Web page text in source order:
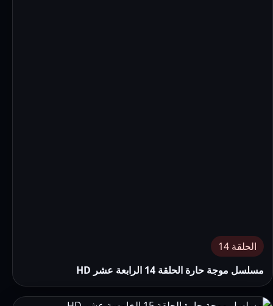
الحلقة 14
مسلسل موجة حارة الحلقة 14 الرابعة عشر HD